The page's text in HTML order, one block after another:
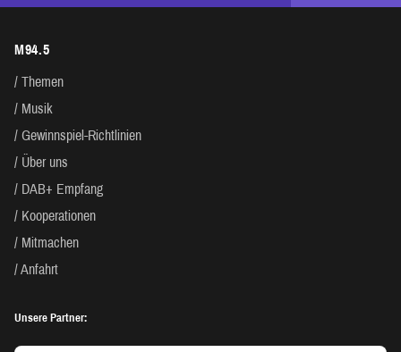
BEITRÄGE
M94.5
Themen
Musik
Gewinnspiel-Richtlinien
Über uns
DAB+ Empfang
Kooperationen
Mitmachen
Anfahrt
Unsere Partner: